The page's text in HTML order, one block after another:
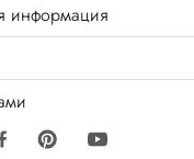
информация